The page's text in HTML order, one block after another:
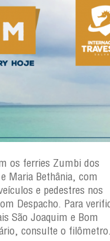
os ferries Zumbi dos
Maria Bethânia, com
e pedestres nos
Despacho. Para
São Joaquim e Bom
consulte o